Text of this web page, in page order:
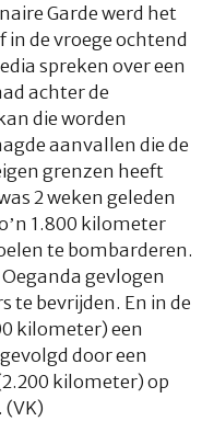
Garde werd het
de vroege ochtend
spreken over een
achter de
die worden
aanvallen die de
grenzen heeft
2 weken geleden
1.800 kilometer
te bombarderen.
gevlogen
te bevrijden. En in de
kilometer) een
door een
kilometer) op
(VK)